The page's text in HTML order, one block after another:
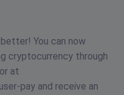
You can now
cryptocurrency through
at
pay and receive an